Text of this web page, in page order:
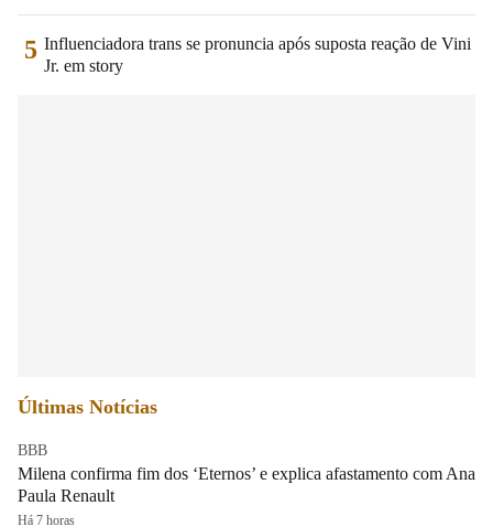
5 Influenciadora trans se pronuncia após suposta reação de Vini
Jr. em story
Últimas Notícias
BBB
Milena confirma fim dos ‘Eternos’ e explica afastamento com Ana
Paula Renault
Há 7 horas